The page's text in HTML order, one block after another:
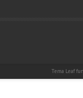
Tema Leaf